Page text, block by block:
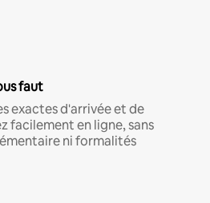
faut
exactes d'arrivée et de
facilement en ligne, sans
ni formalités